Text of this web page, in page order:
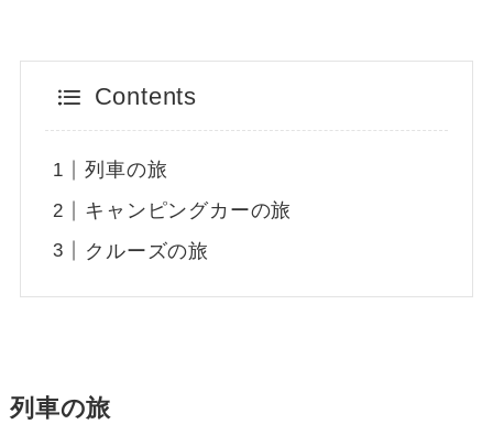
Contents
列車の旅
キャンピングカーの旅
クルーズの旅
列車の旅